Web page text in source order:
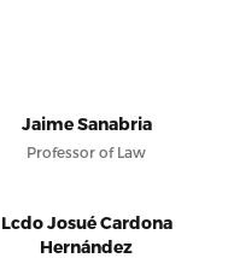
Jaime Sanabria
Professor of Law
Lcdo Josué Cardona
Hernández